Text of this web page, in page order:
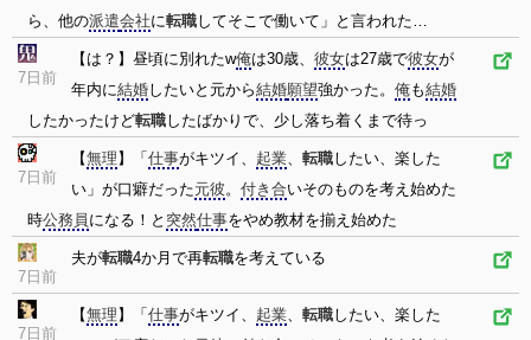
ら、他の派遣会社に転職してそこで働いて」と言われた…
7日前
【は？】昼頃に別れたw俺は30歳、 彼女は27歳で彼女が
年内に結婚したいと元から結婚願望強かった。 俺も結婚
したかったけど転職したばかりで、少し落ち着くまで待っ
7日前
【無理 】「 仕事がキツイ、 起業、 転職したい、楽した
い」が口癖だった元彼。 付き合いそのものを考え始めた
時公務員 になる！と 突然仕事をやめ教材を揃え始めた
7日前
夫が転職4か月で再転職を考えている
7日前
【無理 】「 仕事がキツイ、 起業、 転職したい、楽した